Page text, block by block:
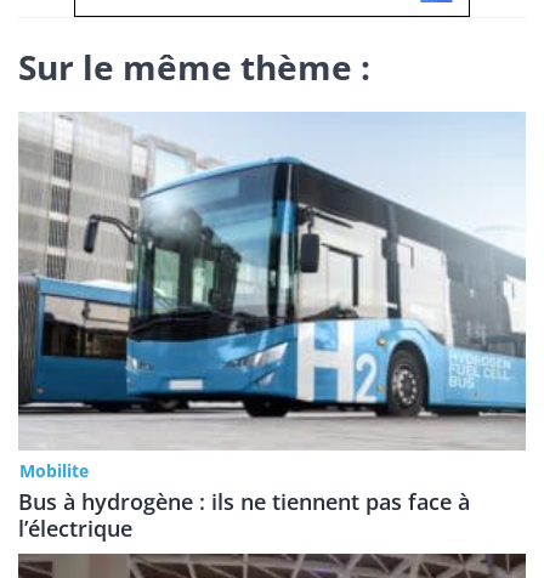
Sur le même thème :
Mobilite
Bus à hydrogène : ils ne tiennent pas face à
l’électrique